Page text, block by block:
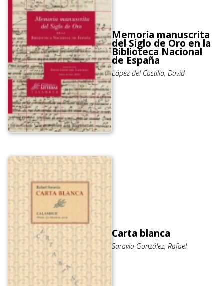
Memoria manuscrita
del Siglo de Oro en la
Biblioteca Nacional
de España
López del Castillo, David
Carta blanca
Saravia González, Rafael